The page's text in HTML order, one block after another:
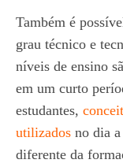
Também é
grau técnico e
níveis de ensino
em um curto
estudantes,
utilizados no dia
diferente da